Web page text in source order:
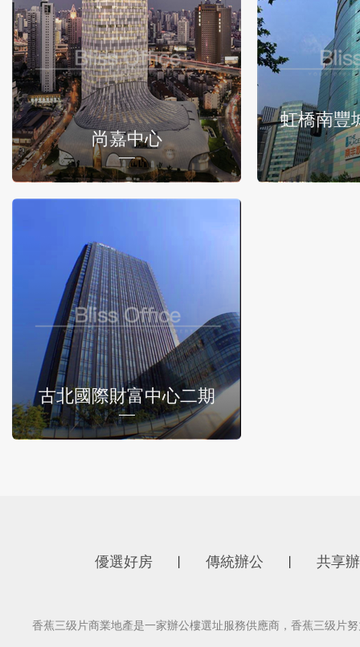
尚嘉中心
虹橋南豐
古北國際財富中心二期
優選好房 傳統辦公 共享
香蕉三级片商業地產是一家辦公樓選址服務供應商，香蕉三级片努